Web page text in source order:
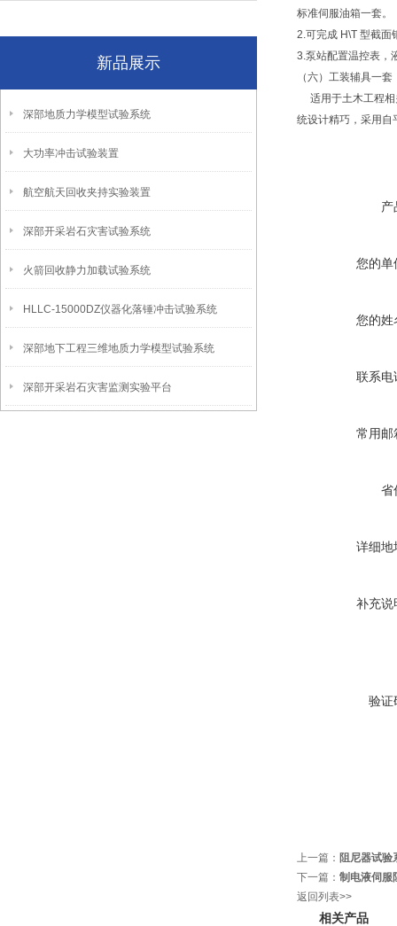
新品展示
深部地质力学模型试验系统
大功率冲击试验装置
航空航天回收夹持实验装置
深部开采岩石灾害试验系统
火箭回收静力加载试验系统
HLLC-15000DZ仪器化落锤冲击试验系统
深部地下工程三维地质力学模型试验系统
深部开采岩石灾害监测实验平台
标准伺服油箱一套。
2.可完成 H\T 型截面
3.泵站配置温控表，
（六）工装辅具一
适用于土木工程相
统设计精巧，采用自
产
您的单
您的姓
联系电
常用邮
省
详细地
补充说
验证
上一篇： 阻尼器试验
下一篇： 制电液伺服
返回列表>>
相关产品